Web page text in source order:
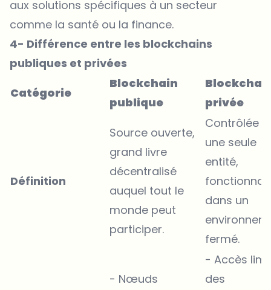
aux solutions spécifiques à un secteur
comme la santé ou la finance.
4- Différence entre les blockchains
publiques et privées
Catégorie
Blockchain
publique
privée
Définition
Source ouverte,
grand livre
décentralisé
auquel tout le
monde peut
participer.
Contrôlée
une seule
entité,
dans un
fermé.
- Nœuds
- Accès
des